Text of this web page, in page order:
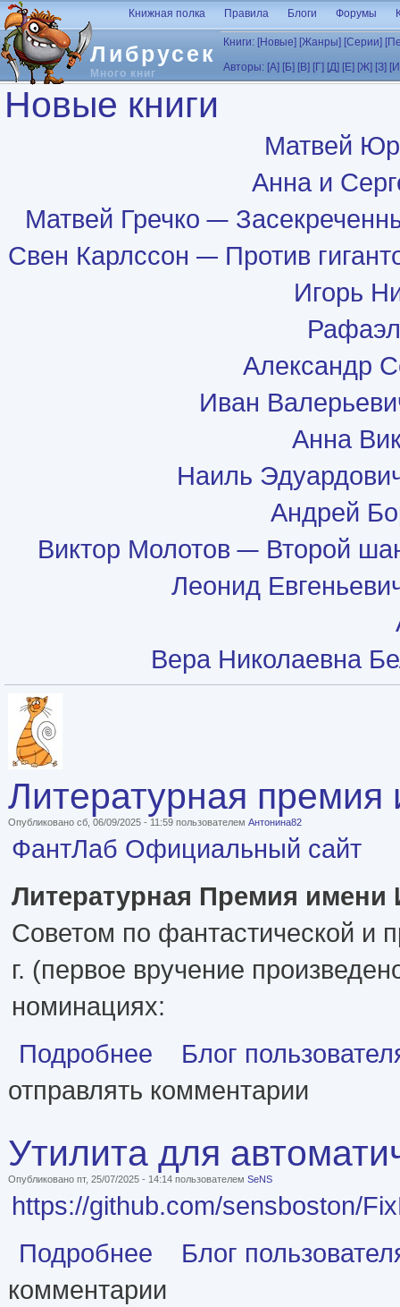
Перейти к основному содержанию
Либрусек
Много книг
Книжная полка Правила Блоги Форумы
Книги: [Новые] [Жанры] [Серии]
Авторы: [А] [Б] [В] [Г] [Д] [Е] [Ж] [З]
Новые книги
Матвей
Анна и
Матвей Гречко
Свен Карлcсон
Против
Игорь
Александр
Иван
Анна
Наиль
Андрей
Виктор Молотов
Второй
Леонид
Вера Николаевна
Литературная
Опубликовано сб, 06/09/2025 - 11:59 пользователем Антонина82
ФантЛаб Официальный сайт
Литературная Премия
Советом по фантастической и
г. (первое вручение
номинациях:
Подробнее о Литературная премия имени И.А. Ефремова
Блог
отправлять комментарии
Утилита для
Опубликовано пт, 25/07/2025 - 14:14 пользователем SeNS
https://github.com/sensboston/
Подробнее о Утилита для автоматической коррекции
Блог
комментарии